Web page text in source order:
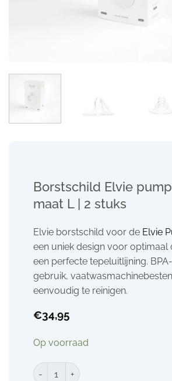
Borstschild Elvie
maat L | 2 stuks
Elvie borstschild voor de Elvie
een uniek design voor optimaal
een perfecte tepeluitlijning.
gebruik,
eenvoudig te reinigen.
€34,95
Op voorraad
Borstschild Elvie pump | 28mm |